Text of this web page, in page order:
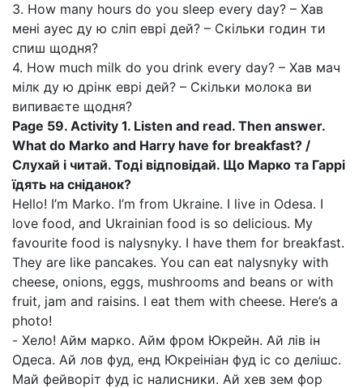
3. How many hours do you sleep every day? – Хав
мені ауес ду ю сліп еврі дей? – Скільки годин ти
спиш щодня?
4. How much milk do you drink every day? – Хав мач
мілк ду ю дрінк еврі дей? – Скільки молока ви
випиваєте щодня?
Page 59. Activity 1. Listen and read. Then answer.
What do Marko and Harry have for breakfast? /
Слухай і читай. Тоді відповідай. Що Марко та Гаррі
їдять на сніданок?
Hello! I’m Marko. I’m from Ukraine. I live in Odesa. I
love food, and Ukrainian food is so delicious. My
favourite food is nalysnyky. I have them for breakfast.
They are like pancakes. You can eat nalysnyky with
cheese, onions, eggs, mushrooms and beans or with
fruit, jam and raisins. I eat them with cheese. Here’s a
photo!
- Хело! Айм марко. Айм фром Юкрейн. Ай лів ін
Одеса. Ай лов фуд, енд Юкреініан фуд іс со делішс.
Май фейворіт фуд іс налисники. Ай хев зем фор